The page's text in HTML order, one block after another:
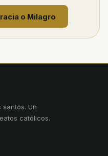
o Milagro
santos. Un
católicos.